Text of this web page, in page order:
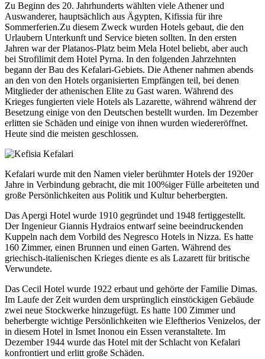
Zu Beginn des 20. Jahrhunderts wählten viele Athener und
Auswanderer, hauptsächlich aus Ägypten, Kifissia für ihre
Sommerferien.Zu diesem Zweck wurden Hotels gebaut, die den
Urlaubern Unterkunft und Service bieten sollten. In den ersten
Jahren war der Platanos-Platz beim Mela Hotel beliebt, aber auch
bei Strofilimit dem Hotel Pyrna. In den folgenden Jahrzehnten
begann der Bau des Kefalari-Gebiets. Die Athener nahmen abends
an den von den Hotels organisierten Empfängen teil, bei denen
Mitglieder der athenischen Elite zu Gast waren. Während des
Krieges fungierten viele Hotels als Lazarette, während während der
Besetzung einige von den Deutschen bestellt wurden. Im Dezember
erlitten sie Schäden und einige von ihnen wurden wiedereröffnet.
Heute sind die meisten geschlossen.
Kefalari wurde mit den Namen vieler berühmter Hotels der 1920er
Jahre in Verbindung gebracht, die mit 100%iger Fülle arbeiteten und
große Persönlichkeiten aus Politik und Kultur beherbergten.
Das Apergi Hotel wurde 1910 gegründet und 1948 fertiggestellt.
Der Ingenieur Giannis Hydraios entwarf seine beeindruckenden
Kuppeln nach dem Vorbild des Negresco Hotels in Nizza. Es hatte
160 Zimmer, einen Brunnen und einen Garten. Während des
griechisch-italienischen Krieges diente es als Lazarett für britische
Verwundete.
Das Cecil Hotel wurde 1922 erbaut und gehörte der Familie Dimas.
Im Laufe der Zeit wurden dem ursprünglich einstöckigen Gebäude
zwei neue Stockwerke hinzugefügt. Es hatte 100 Zimmer und
beherbergte wichtige Persönlichkeiten wie Eleftherios Venizelos, der
in diesem Hotel in Ismet Inonou ein Essen veranstaltete. Im
Dezember 1944 wurde das Hotel mit der Schlacht von Kefalari
konfrontiert und erlitt große Schäden.